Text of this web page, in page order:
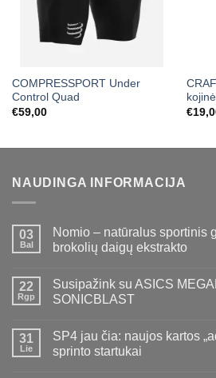
COMPRESSPORT Under
Control Quad
€59,00
€
NAUDINGA INFORMACIJA
03
Bal
Nomio – natūralus sportinis
brokolių daigų ekstrakto
22
Rgp
Susipažink su ASICS
SONICBLAST
31
Lie
SP4 jau čia: naujos kartos
sprinto startukai